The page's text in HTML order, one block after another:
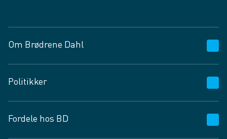
Om Brødrene Dahl
Vagttelefon 30 10 89 89
Spørgsmål og svar
Job og karriere
Politikker
Privatlivspolitik
Fordele hos BD